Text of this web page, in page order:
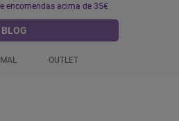
encomendas acima de 35€
BLOG
OUTLET